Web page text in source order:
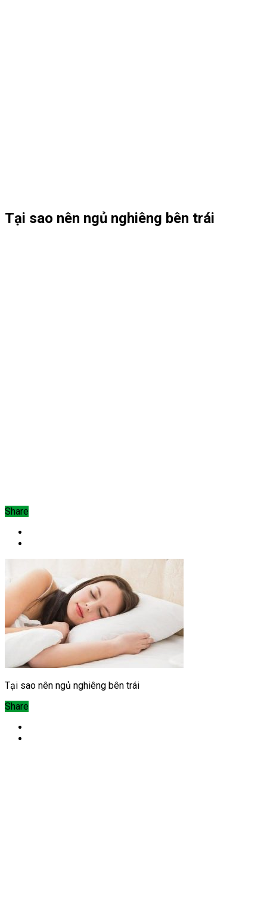
Tại sao nên ngủ nghiêng bên trái
Share
Tại sao nên ngủ nghiêng bên trái
Share